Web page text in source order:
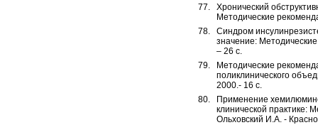
Хронический
Методические
Синдром
значение:
– 26 с.
Методические
поликлинического
2000.- 16 с.
Применение
клинической практике:
Ольховский И.А. -